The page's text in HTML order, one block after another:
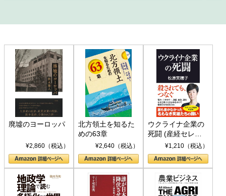
廃墟のヨーロッパ
¥2,860（税込）
北方領土を知るた
めの63章
¥2,640（税込）
ウクライナ企業の
死闘 (産経セレク
ト S 039)¥1,210（税込）